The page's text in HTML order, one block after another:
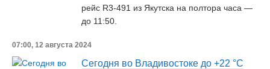
рейс R3-491 из Якутска на полтора часа —
до 11:50.
07:00, 12 августа 2024
Сегодня во Владивостоке до +22 °С